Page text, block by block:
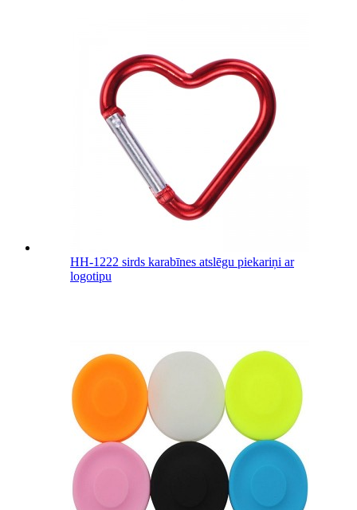
HH-1222 sirds karabīnes atslēgu piekariņi ar
logotipu